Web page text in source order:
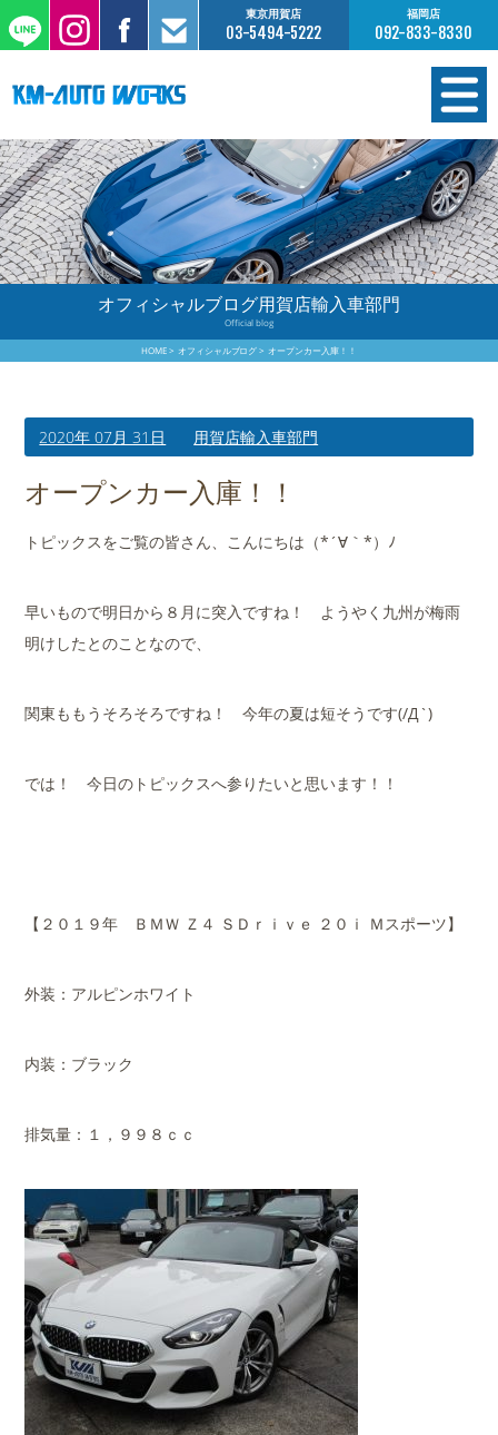
東京用賀店
03-5494-5222
福岡店
092-833-8330
在庫情報
オーダー販売
工場サービス
保証について
買取査定のご案内
店舗案内
会社概要
オフィシャルブログ用賀店輸入車部門
Official blog
HOME オフィシャルブログ オープンカー入庫！！
2020年 07月 31日 用賀店輸入車部門
オープンカー入庫！！
トピックスをご覧の皆さん、こんにちは（*´∀｀*）ﾉ
早いもので明日から８月に突入ですね！ ようやく九州が梅雨
明けしたとのことなので、
関東ももうそろそろですね！ 今年の夏は短そうです(/Д`)
では！ 今日のトピックスへ参りたいと思います！！
【２０１９年 ＢＭＷ Ｚ４ ＳＤｒｉｖｅ ２０ｉ Ｍスポーツ】
外装：アルピンホワイト
内装：ブラック
排気量：１，９９８ｃｃ